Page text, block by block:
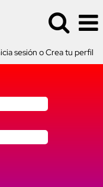
sesión o Crea tu perfil